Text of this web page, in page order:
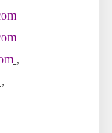
,
,